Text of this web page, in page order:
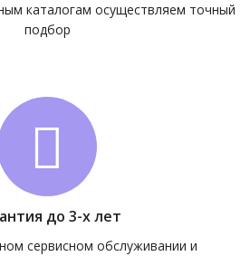
каталогам осуществляем точный
подбор
до 3-х лет
сервисном обслуживании и